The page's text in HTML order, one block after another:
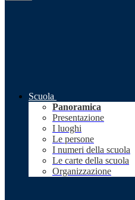
Scuola
Panoramica
Presentazione
I luoghi
Le persone
I numeri della scuola
Le carte della scuola
Organizzazione